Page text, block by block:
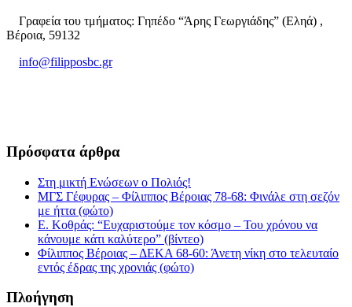
Γραφεία του τμήματος: Γηπέδο “Άρης Γεωργιάδης” (Εληά) ,
Βέροια, 59132
info@filipposbc.gr
Πρόσφατα άρθρα
Στη μικτή Ενώσεων ο Πολιός!
ΜΓΣ Γέφυρας – Φίλιππος Βέροιας 78-68: Φινάλε στη σεζόν
με ήττα (φώτο)
Ε. Κοθράς: “Ευχαριστούμε τον κόσμο – Του χρόνου να
κάνουμε κάτι καλύτερο” (βίντεο)
Φίλιππος Βέροιας – ΔΕΚΑ 68-60: Άνετη νίκη στο τελευταίο
εντός έδρας της χρονιάς (φώτο)
Πλοήγηση